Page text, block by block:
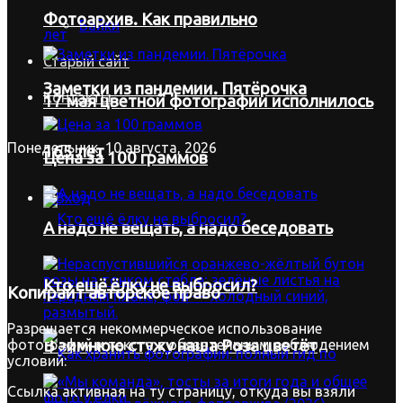
Байки
Старый сайт
Контакты
Понедельник, 10 августа, 2026
Вход
Фотоархив. Как правильно
Заметки из пандемии. Пятёрочка
Цена за 100 граммов
А надо не вещать, а надо беседовать
В зимнюю стужу наша Роза цветёт
17 мая цветной фотографии исполнилось
165 лет
Кто ещё ёлку не выбросил?
Копирайтавторское право
Разрешается некоммерческое использование
фотографий и текста с обязательным соблюдением
условий:
Ссылка активная на ту страницу, откуда вы взяли